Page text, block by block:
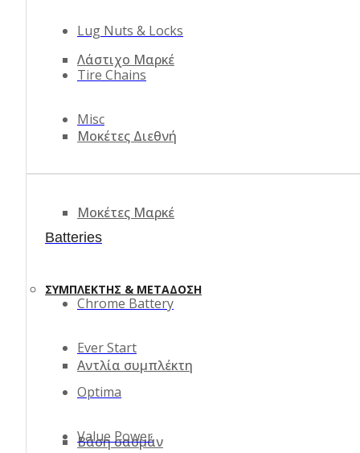
Λάστιχο Μαρκέ
Μοκέτες Διεθνή
Μοκέτες Μαρκέ
ΣΥΜΠΛΈΚΤΗΣ & ΜΕΤΆΔΟΣΗ
Αντλία συμπλέκτη
Βάση σασμάν
Lug Nuts & Locks
Tire Chains
Misc
Batteries
Chrome Battery
Ever Start
Optima
Value Power